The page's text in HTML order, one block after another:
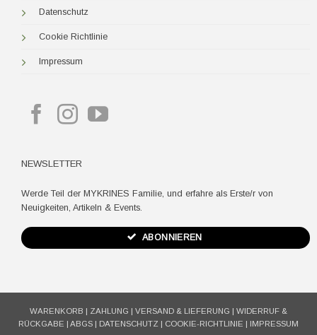
Datenschutz
Cookie Richtlinie
Impressum
NEWSLETTER
Werde Teil der MYKRINES Familie, und erfahre als Erste/r von
Neuigkeiten, Artikeln & Events.
ABONNIEREN
WARENKORB | ZAHLUNG | VERSAND & LIEFERUNG | WIDERRUF &
RÜCKGABE | ABGS | DATENSCHUTZ | COOKIE-RICHTLINIE | IMPRESSUM